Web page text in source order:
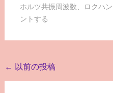
ホルツ共振周波数
ロクハン
ントする
投
稿
← 以前の投稿